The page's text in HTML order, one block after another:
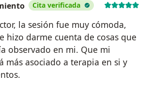
Cita verificada
la sesión fue muy cómoda,
hizo darme cuenta de cosas que
observado en mi. Que mi
más asociado a terapia en si y